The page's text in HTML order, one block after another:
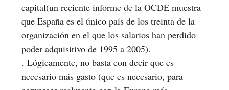
capital(un reciente informe de la OCDE muestra
que España es el único país de los treinta de la
organización en el que los salarios han perdido
poder adquisitivo de 1995 a 2005).
. Lógicamente, no basta con decir que es
necesario más gasto (que es necesario, para